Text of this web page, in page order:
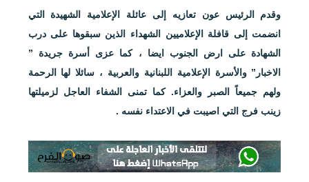
وقدم الرئيس عون تعازيه إلى عائلة الإعلامية الشهيدة التي
انضمت إلى قافلة الإعلاميين الشهداء الذين سبقوها على درب
الشهادة على ارض الجنوب ايضا ، كما عزى أسرة جريدة ”
الاخبار” والأسرة الإعلامية اللبنانية والعربية ، سائلا لها الرحمة
ولهم جميعاً الصبر والعزاء. كما تمنى الشفاء العاجل لزميلتها
زينب فرج التي اصيبت في الاعتداء نفسه .